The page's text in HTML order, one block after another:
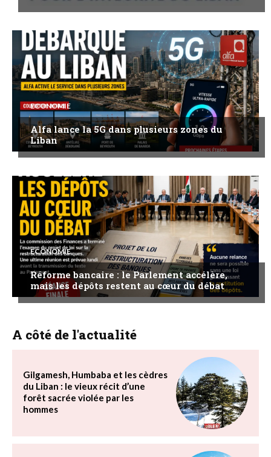
ECONOMIE
Alfa lance la 5G dans plusieurs zones du
Liban
ECONOMIE
Réforme bancaire : le Parlement accélère,
mais les dépôts restent au cœur du débat
A côté de l'actualité
Gilgamesh, Humbaba et les cèdres
du Liban : le vieux récit d’une
forêt sacrée violée par les
hommes